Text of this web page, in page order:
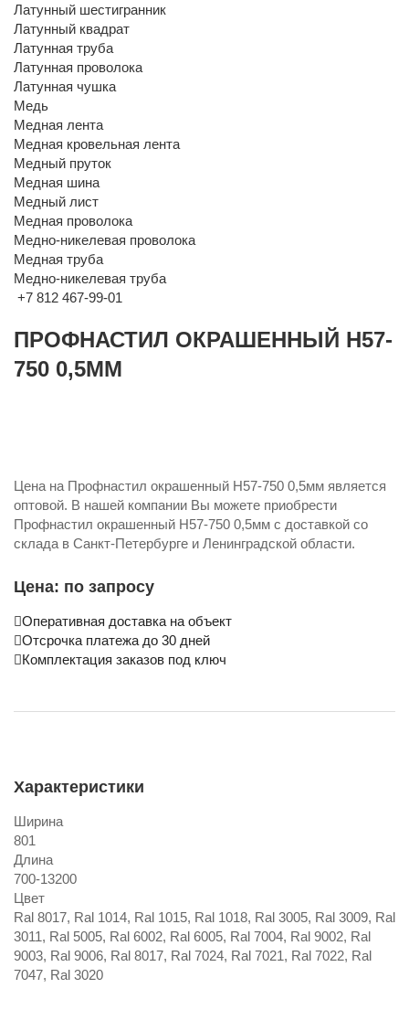
Латунный шестигранник
Латунный квадрат
Латунная труба
Латунная проволока
Латунная чушка
Медь
Медная лента
Медная кровельная лента
Медный пруток
Медная шина
Медный лист
Медная проволока
Медно-никелевая проволока
Медная труба
Медно-никелевая труба
+7 812 467-99-01
ПРОФНАСТИЛ ОКРАШЕННЫЙ Н57-
750 0,5ММ
Цена на Профнастил окрашенный Н57-750 0,5мм является
оптовой. В нашей компании Вы можете приобрести
Профнастил окрашенный Н57-750 0,5мм с доставкой со
склада в Санкт-Петербурге и Ленинградской области.
Цена: по запросу
Оперативная доставка на объект
Отсрочка платежа до 30 дней
Комплектация заказов под ключ
Характеристики
Ширина
801
Длина
700-13200
Цвет
Ral 8017, Ral 1014, Ral 1015, Ral 1018, Ral 3005, Ral 3009, Ral
3011, Ral 5005, Ral 6002, Ral 6005, Ral 7004, Ral 9002, Ral
9003, Ral 9006, Ral 8017, Ral 7024, Ral 7021, Ral 7022, Ral
7047, Ral 3020